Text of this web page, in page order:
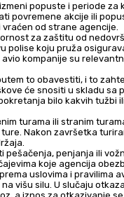
popuste i periode za
povremene akcije ili
od strane agencije.
za zaštitu od
polise koju pruža
kompanije su
to obavestiti, i to
će snositi u skladu sa
bilo kakvih tužbi
turama ili stranim
Nakon završetka
penjanja ili
koje agencija
uslovima i pravilima
višu silu. U slučaju